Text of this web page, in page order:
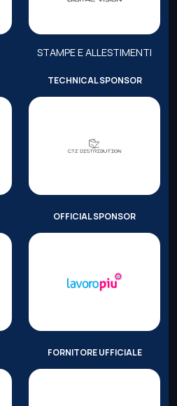
STAMPE E ALLESTIMENTI
TECHNICAL SPONSOR
OFFICIAL SPONSOR
FORNITORE UFFICIALE